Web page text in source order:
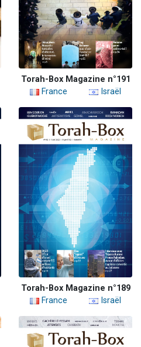
Torah-Box Magazine n°191
France
Israël
Torah-Box Magazine n°189
France
Israël